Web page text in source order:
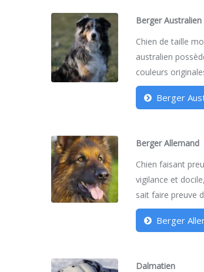
Berger Australien
Chien de taille
australien
couleurs
Berger
Berger Allemand
Chien faisant
vigilance et
sait faire preuve
Berger
Dalmatien